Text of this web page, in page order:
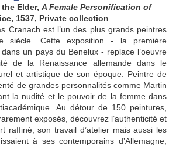
Elder, A Female Personification of
1537, Private collection
Cranach est l’un des plus grands peintres
siècle. Cette exposition - la première
un pays du Benelux - replace l’oeuvre
de la Renaissance allemande dans le
et artistique de son époque. Peintre de
de grandes personnalités comme Martin
la nudité et le pouvoir de la femme dans
Au détour de 150 peintures,
exposés, découvrez l’authenticité et
raffiné, son travail d’atelier mais aussi les
à ses contemporains d’Allemagne,